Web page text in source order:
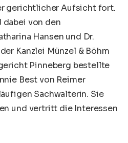
gerichtlicher Aufsicht fort.
dabei von den
Hansen und Dr.
Kanzlei Münzel & Böhm
Pinneberg bestellte
Best von Reimer
Sachwalterin. Sie
und vertritt die Interessen